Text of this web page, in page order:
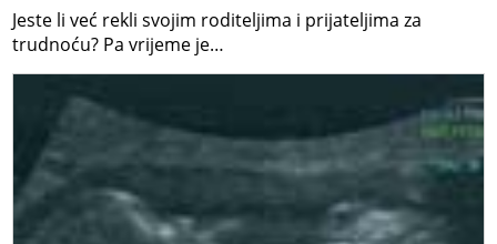
Jeste li već rekli svojim roditeljima i prijateljima za
trudnoću? Pa vrijeme je…